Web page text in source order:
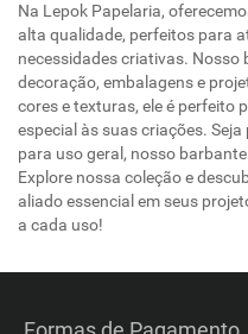
Na Lepok Papelaria,
alta qualidade, perfeitos para
necessidades criativas.
decoração, embalagens e
cores e texturas, ele é perfeito
especial às suas criações.
para uso geral, nosso
Explore nossa coleção e
aliado essencial em seus
a cada uso!